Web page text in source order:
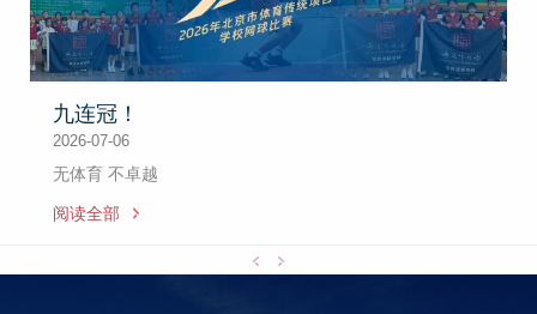
九连冠！
2026-07-06
无体育 不卓越
阅读全部